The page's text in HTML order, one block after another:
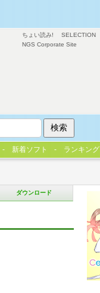
ダウンロード
ちょい読み! SELECTION
NGS Corporate Site
新着ソフト ランキング